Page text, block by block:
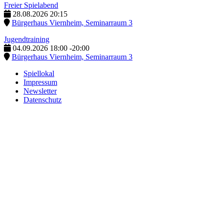
Freier Spielabend
28.08.2026 20:15
Bürgerhaus Viernheim, Seminarraum 3
Jugendtraining
04.09.2026 18:00 -20:00
Bürgerhaus Viernheim, Seminarraum 3
Spiellokal
Impressum
Newsletter
Datenschutz